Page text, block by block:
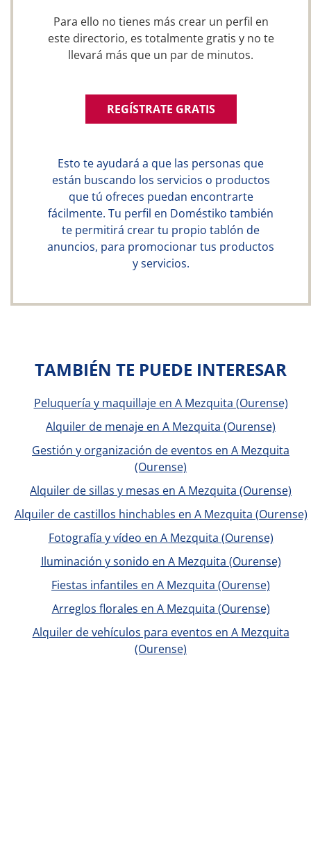
Para ello no tienes más crear un perfil en
este directorio, es totalmente gratis y no te
llevará más que un par de minutos.
REGÍSTRATE GRATIS
Esto te ayudará a que las personas que
están buscando los servicios o productos
que tú ofreces puedan encontrarte
fácilmente. Tu perfil en Doméstiko también
te permitirá crear tu propio tablón de
anuncios, para promocionar tus productos
y servicios.
TAMBIÉN TE PUEDE INTERESAR
Peluquería y maquillaje en A Mezquita (Ourense)
Alquiler de menaje en A Mezquita (Ourense)
Gestión y organización de eventos en A Mezquita
(Ourense)
Alquiler de sillas y mesas en A Mezquita (Ourense)
Alquiler de castillos hinchables en A Mezquita (Ourense)
Fotografía y vídeo en A Mezquita (Ourense)
Iluminación y sonido en A Mezquita (Ourense)
Fiestas infantiles en A Mezquita (Ourense)
Arreglos florales en A Mezquita (Ourense)
Alquiler de vehículos para eventos en A Mezquita
(Ourense)